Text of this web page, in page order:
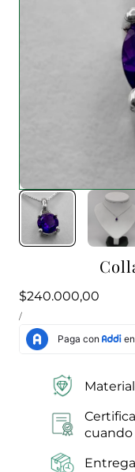
Precio
habitual
$240.000,00
PRECIO
UNITARIO
/POR